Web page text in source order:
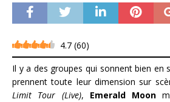
4.7 (60)
Il y a des groupes qui sonnent bien en
prennent toute leur dimension sur
Limit Tour (Live), Emerald Moon